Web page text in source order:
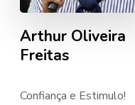
Arthur Oliveira
Freitas
Confiança e Estimulo!